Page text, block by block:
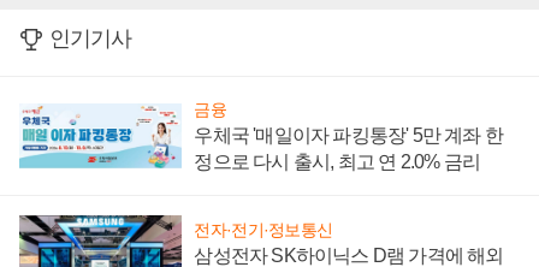
인기기사
금융
우체국 '매일이자 파킹통장' 5만 계좌 한
정으로 다시 출시, 최고 연 2.0% 금리
전자·전기·정보통신
삼성전자 SK하이닉스 D램 가격에 해외